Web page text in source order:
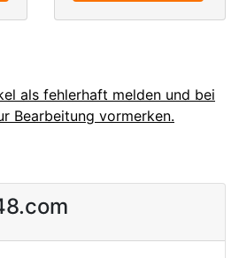
als fehlerhaft melden und bei
Bearbeitung vormerken.